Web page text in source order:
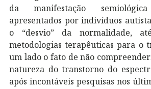
da manifestação
apresentados por indivíduos
o “desvio” da normalidade,
metodologias terapêuticas para o
um lado o fato de não
natureza do transtorno do
após incontáveis pesquisas nos